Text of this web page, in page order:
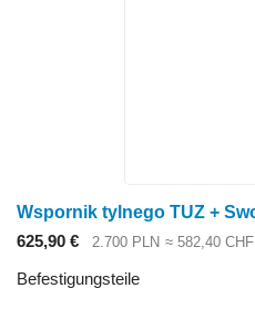
625,90 € 2.700 PLN ≈ 582,40 CHF
Befestigungsteile